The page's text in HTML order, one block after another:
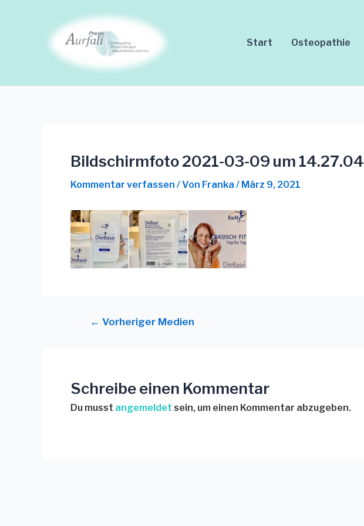
Start Osteopathie
Bildschirmfoto 2021-03-09 um 14.27.04
Kommentar verfassen / Von Franka / März 9, 2021
Navigation
← Vorheriger Medien
Schreibe einen Kommentar
Du musst angemeldet sein, um einen Kommentar abzugeben.